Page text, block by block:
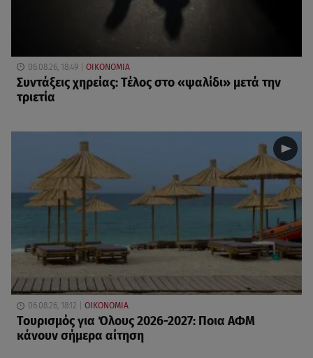
06.08.26, 18:49 ΟΙΚΟΝΟΜΙΑ
Συντάξεις χηρείας: Τέλος στο «ψαλίδι» μετά την
τριετία
06.08.26, 18:12 ΟΙΚΟΝΟΜΙΑ
Τουρισμός για Όλους 2026-2027: Ποια ΑΦΜ
κάνουν σήμερα αίτηση